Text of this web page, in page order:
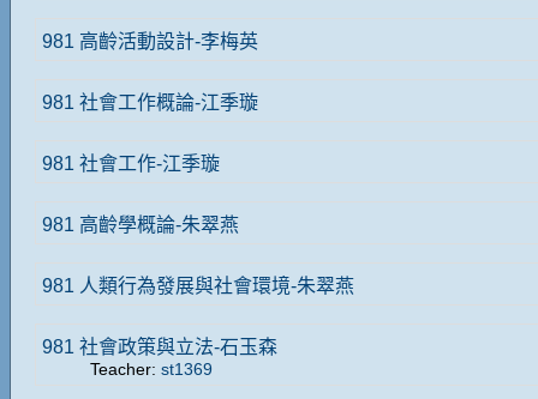
981 高齡活動設計-李梅英
981 社會工作概論-江季璇
981 社會工作-江季璇
981 高齡學概論-朱翠燕
981 人類行為發展與社會環境-朱翠燕
981 社會政策與立法-石玉森
Teacher: st1369